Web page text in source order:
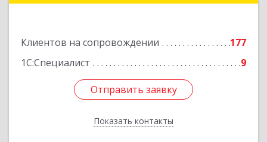
Клиентов на сопровождении
177
1С:Специалист
9
Отправить заявку
Показать контакты
Отправить заявку
Назад